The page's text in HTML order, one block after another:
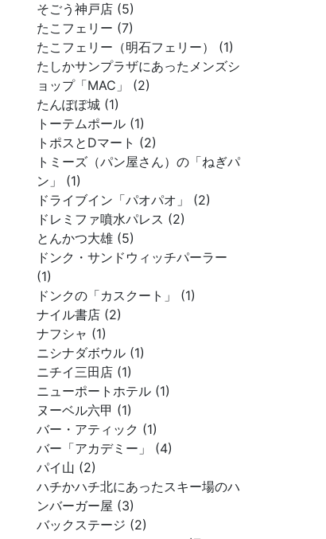
そごう神戸店 (5)
たこフェリー (7)
たこフェリー（明石フェリー） (1)
たしかサンプラザにあったメンズシ
ョップ「MAC」 (2)
たんぽぽ城 (1)
トーテムポール (1)
トポスとDマート (2)
トミーズ（パン屋さん）の「ねぎパ
ン」 (1)
ドライブイン「パオパオ」 (2)
ドレミファ噴水パレス (2)
とんかつ大雄 (5)
ドンク・サンドウィッチパーラー
(1)
ドンクの「カスクート」 (1)
ナイル書店 (2)
ナフシャ (1)
ニシナダボウル (1)
ニチイ三田店 (1)
ニューポートホテル (1)
ヌーベル六甲 (1)
バー・アティック (1)
バー「アカデミー」 (4)
パイ山 (2)
ハチかハチ北にあったスキー場のハ
ンバーガー屋 (3)
バックステージ (2)